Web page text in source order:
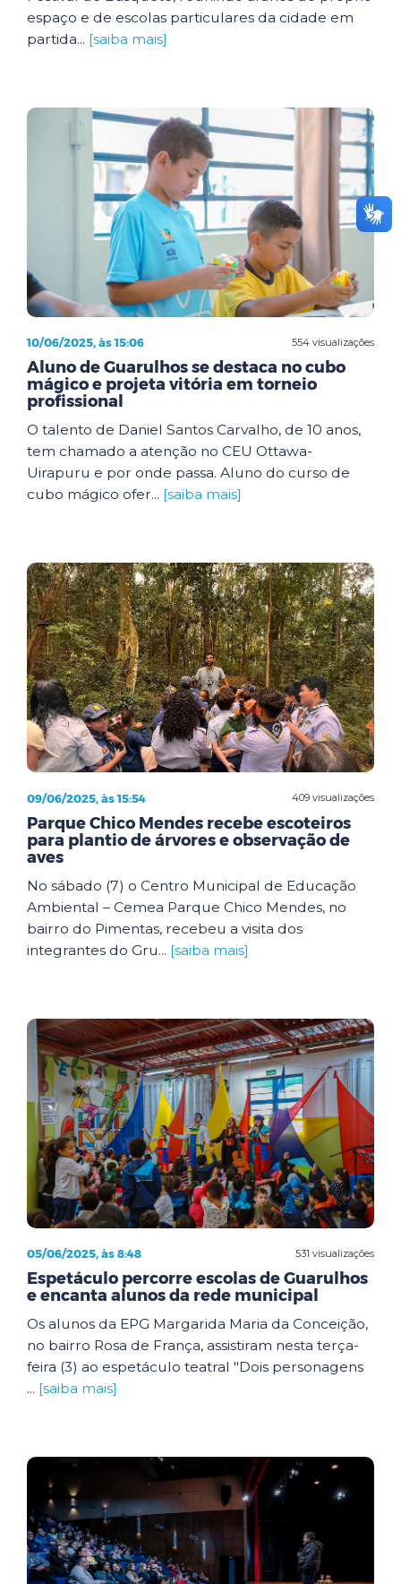
espaço e de escolas particulares da cidade em
partida... [saiba mais]
554 visualizações
10/06/2025, às 15:06
Aluno de Guarulhos se destaca no cubo
mágico e projeta vitória em torneio
profissional
O talento de Daniel Santos Carvalho, de 10 anos,
tem chamado a atenção no CEU Ottawa-
Uirapuru e por onde passa. Aluno do curso de
cubo mágico ofer... [saiba mais]
409 visualizações
09/06/2025, às 15:54
Parque Chico Mendes recebe escoteiros
para plantio de árvores e observação de
aves
No sábado (7) o Centro Municipal de Educação
Ambiental – Cemea Parque Chico Mendes, no
bairro do Pimentas, recebeu a visita dos
integrantes do Gru... [saiba mais]
531 visualizações
05/06/2025, às 8:48
Espetáculo percorre escolas de Guarulhos
e encanta alunos da rede municipal
Os alunos da EPG Margarida Maria da Conceição,
no bairro Rosa de França, assistiram nesta terça-
feira (3) ao espetáculo teatral "Dois personagens
... [saiba mais]